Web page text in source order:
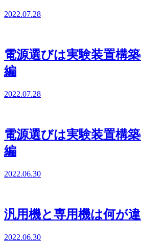
2022.07.28
電源選びは実験装置構
編
2022.07.28
電源選びは実験装置構
編
2022.06.30
汎用機と専用機は何が
2022.06.30